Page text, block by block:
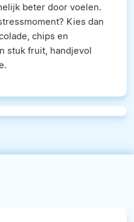
beter door voelen.
Kies dan
chips en
stuk fruit, handjevol